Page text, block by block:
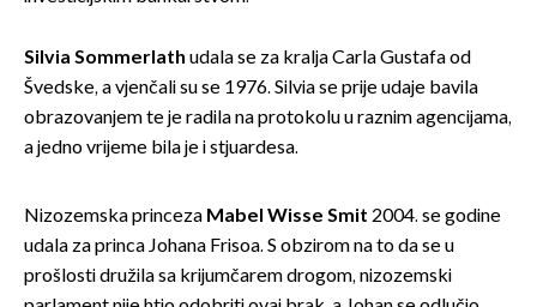
Silvia Sommerlath udala se za kralja Carla Gustafa od
Švedske, a vjenčali su se 1976. Silvia se prije udaje bavila
obrazovanjem te je radila na protokolu u raznim agencijama,
a jedno vrijeme bila je i stjuardesa.
Nizozemska princeza Mabel Wisse Smit 2004. se godine
udala za princa Johana Frisoa. S obzirom na to da se u
prošlosti družila sa krijumčarem drogom, nizozemski